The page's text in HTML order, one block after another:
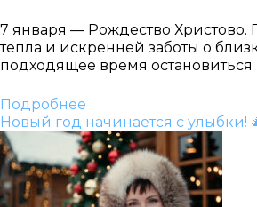
7 января — Рождество
тепла и искренней заботы о
подходящее время остановиться
Подробнее
Новый год начинается с улыбки!